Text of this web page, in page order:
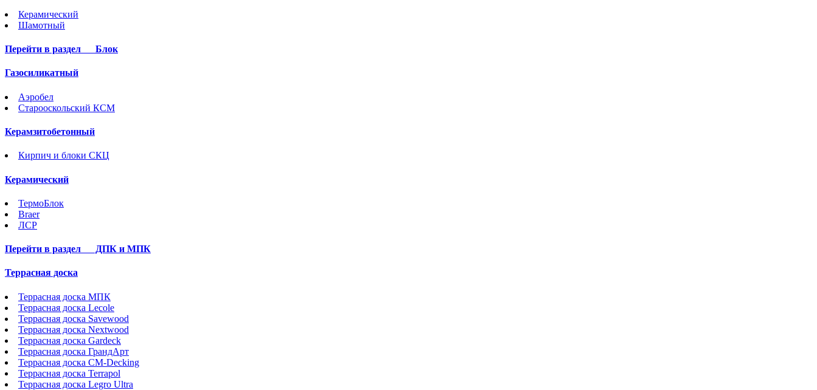
Керамический
Шамотный
Перейти в раздел Блок
Газосиликатный
Аэробел
Старооскольский КСМ
Керамзитобетонный
Кирпич и блоки СКЦ
Керамический
ТермоБлок
Braer
ЛСР
Перейти в раздел ДПК и МПК
Террасная доска
Террасная доска МПК
Террасная доска Lecole
Террасная доска Savewood
Террасная доска Nextwood
Террасная доска Gardeck
Террасная доска ГрандАрт
Террасная доска CM-Decking
Террасная доска Terrapol
Террасная доска Legro Ultra